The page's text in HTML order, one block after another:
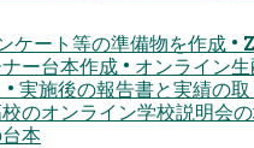
ケート等の準備物を作成 •
ー台本作成 • オンライン
• 実施後の報告書と実績の
のオンライン学校説明会
本